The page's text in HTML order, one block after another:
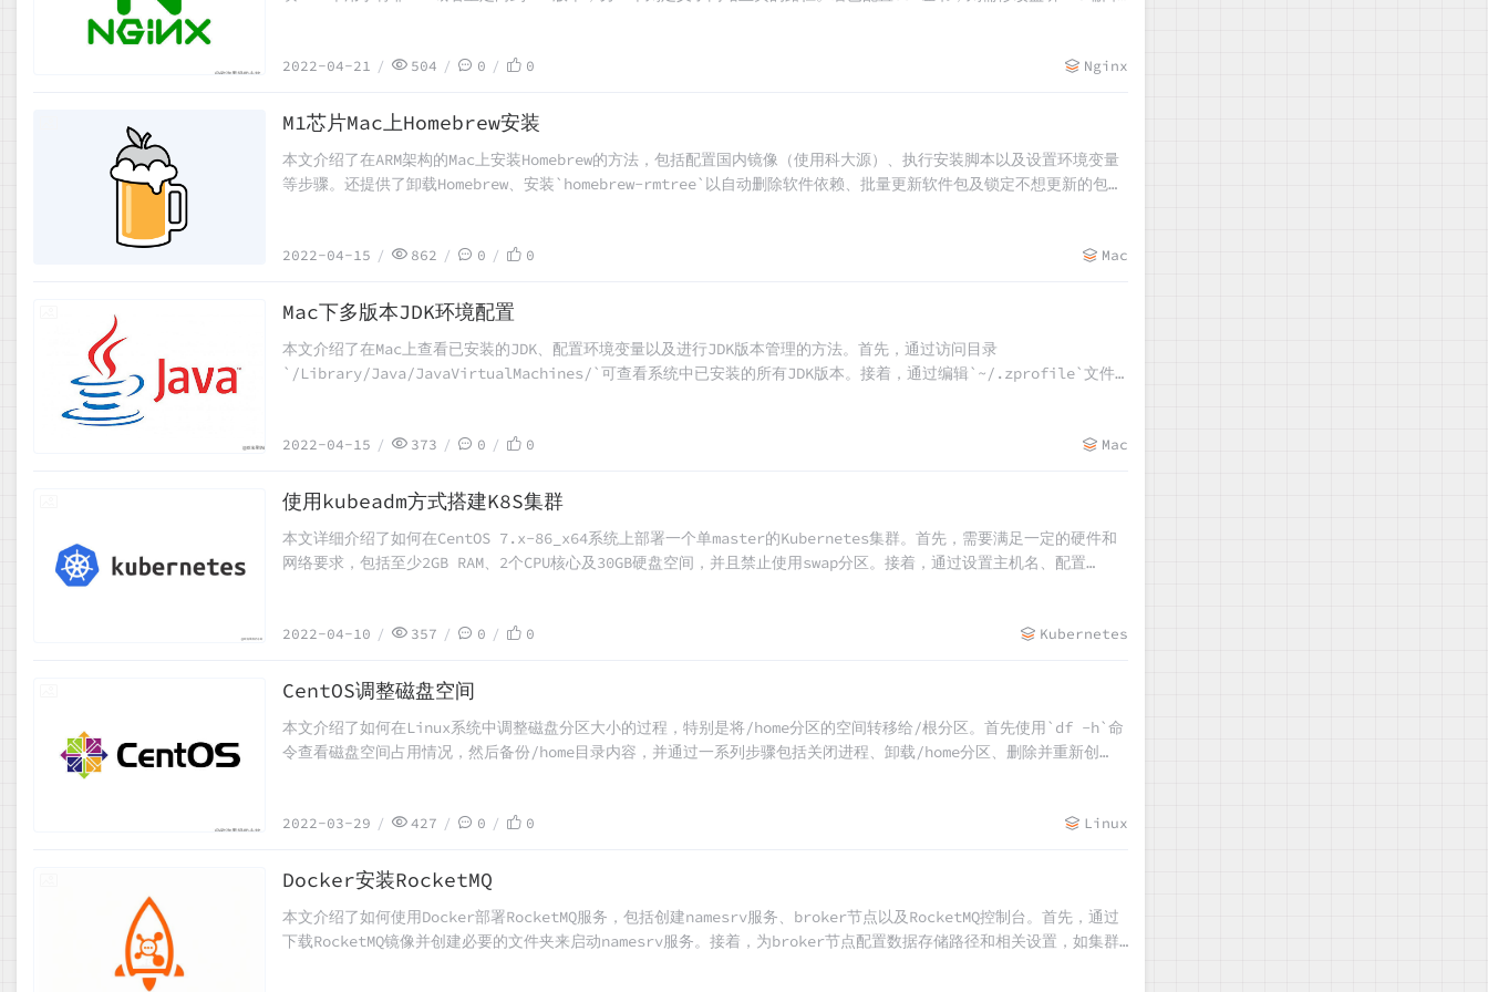
2022-04-21 504 0 0 Nginx
2022-04-15
M1芯片Mac上Homebrew安装
本文介绍了在ARM架构的Mac上安装Homebrew的方法，包括配置国内镜像（使用科大源）、执行安装脚本以及设置环境变量
等步骤。还提供了卸载Homebrew、安装`homebrew-rmtree`以自动删除软件依赖、批量更新软件包及锁定不想更新的包的
2022-04-15 862 0 0 Mac
2022-04-15
Mac下多版本JDK环境配置
本文介绍了在Mac上查看已安装的JDK、配置环境变量以及进行JDK版本管理的方法。首先，通过访问目录
`/Library/Java/JavaVirtualMachines/`可查看系统中已安装的所有JDK版本。接着，通过编辑`~/.zprofile`文件
和测试版本切换功能是否正常工作。
2022-04-15 373 0 0 Mac
2022-04-10
使用kubeadm方式搭建K8S集群
本文详细介绍了如何在CentOS 7.x-86_x64系统上部署一个单master的Kubernetes集群。首先，需要满足一定的硬件和
网络要求，包括至少2GB RAM、2个CPU核心及30GB硬盘空间，并且禁止使用swap分区。接着，通过设置主机名、配置
deployment测试集群功能，成功后将服务暴露给外部访问，从而完成整个Kubernetes集群的搭建。
2022-04-10 357 0 0 Kubernetes
2022-03-29
CentOS调整磁盘空间
本文介绍了如何在Linux系统中调整磁盘分区大小的过程，特别是将/home分区的空间转移给/根分区。首先使用`df -h`命
令查看磁盘空间占用情况，然后备份/home目录内容，并通过一系列步骤包括关闭进程、卸载/home分区、删除并重新创
2022-03-29 427 0 0 Linux
2022-03-27
Docker安装RocketMQ
本文介绍了如何使用Docker部署RocketMQ服务，包括创建namesrv服务、broker节点以及RocketMQ控制台。首先，通过
下载RocketMQ镜像并创建必要的文件夹来启动namesrv服务。接着，为broker节点配置数据存储路径和相关设置，如集群